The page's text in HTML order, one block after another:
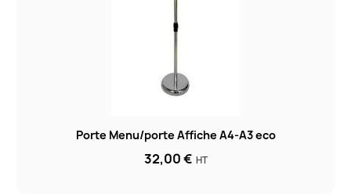
Porte Menu/porte Affiche A4-A3 eco
32,00 € HT